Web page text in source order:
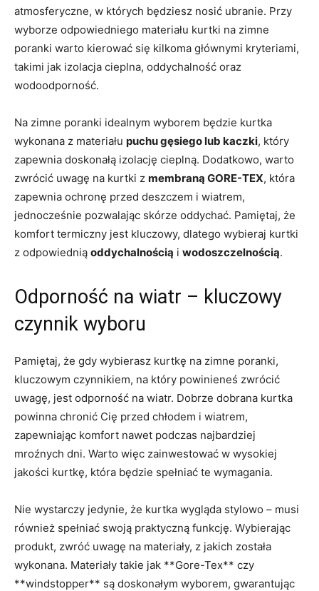
atmosferyczne, w których będziesz nosić ubranie. Przy
wyborze odpowiedniego materiału kurtki na zimne
poranki warto kierować się kilkoma głównymi kryteriami,
takimi jak izolacja cieplna, oddychalność oraz
wodoodporność.
Na zimne poranki idealnym wyborem będzie kurtka
wykonana z materiału puchu gęsiego lub kaczki, który
zapewnia doskonałą izolację cieplną. Dodatkowo, warto
zwrócić uwagę na kurtki z membraną GORE-TEX, która
zapewnia ochronę przed deszczem i wiatrem,
jednocześnie pozwalając skórze oddychać. Pamiętaj, że
komfort termiczny jest kluczowy, dlatego wybieraj kurtki
z odpowiednią oddychalnością i wodoszczelnością.
Odporność na wiatr – kluczowy
czynnik wyboru
Pamiętaj, że gdy wybierasz kurtkę na zimne poranki,
kluczowym czynnikiem, na który powinieneś zwrócić
uwagę, jest odporność na wiatr. Dobrze dobrana kurtka
powinna chronić Cię przed chłodem i wiatrem,
zapewniając komfort nawet podczas najbardziej
mroźnych dni. Warto więc zainwestować w wysokiej
jakości kurtkę, która będzie spełniać te wymagania.
Nie wystarczy jedynie, że kurtka wygląda stylowo – musi
również spełniać swoją praktyczną funkcję. Wybierając
produkt, zwróć uwagę na materiały, z jakich została
wykonana. Materiały takie jak **Gore-Tex** czy
**windstopper** są doskonałym wyborem, gwarantując